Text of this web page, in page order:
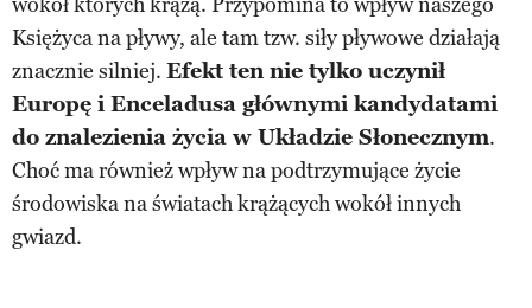
Księżyca na pływy, ale tam tzw. siły pływowe działają
znacznie silniej. Efekt ten nie tylko uczynił
Europę i Enceladusa głównymi kandydatami
do znalezienia życia w Układzie Słonecznym.
Choć ma również wpływ na podtrzymujące życie
środowiska na światach krążących wokół innych
gwiazd.